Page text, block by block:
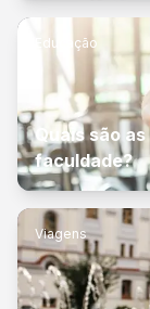
Educação
Quais são
faculdade?
Viagens